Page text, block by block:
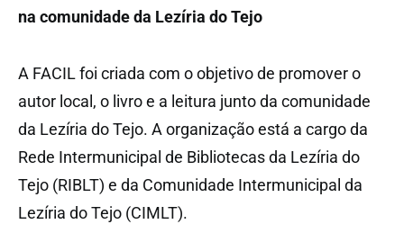
na comunidade da Lezíria do Tejo
A FACIL foi criada com o objetivo de promover o
autor local, o livro e a leitura junto da comunidade
da Lezíria do Tejo. A organização está a cargo da
Rede Intermunicipal de Bibliotecas da Lezíria do
Tejo (RIBLT) e da Comunidade Intermunicipal da
Lezíria do Tejo (CIMLT).